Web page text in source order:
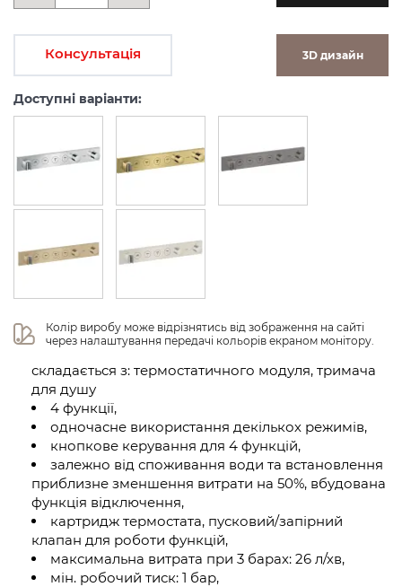
Консультація 3D дизайн
Доступні варіанти:
Колір виробу може відрізнятись від зображення на сайті
через налаштування передачі кольорів екраном монітору.
складається з: термостатичного модуля, тримача
для душу
4 функції,
одночасне використання декількох режимів,
кнопкове керування для 4 функцій,
залежно від споживання води та встановлення
приблизне зменшення витрати на 50%, вбудована
функція відключення,
картридж термостата, пусковий/запірний
клапан для роботи функцій,
максимальна витрата при 3 барах: 26 л/хв,
мін. робочий тиск: 1 бар,